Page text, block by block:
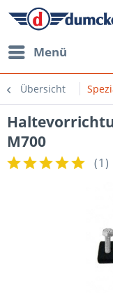
Menü
Übersicht
M700
(1)